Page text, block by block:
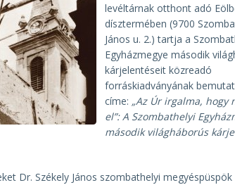
levéltárnak otthont adó
dísztermében (9700
János u. 2.) tartja a
Egyházmegye második
kárjelentéseit közreadó
forráskiadványának
címe: „Az Úr irgalma, hogy
el”: A Szombathelyi
második világháborús
Dr. Székely János szombathelyi